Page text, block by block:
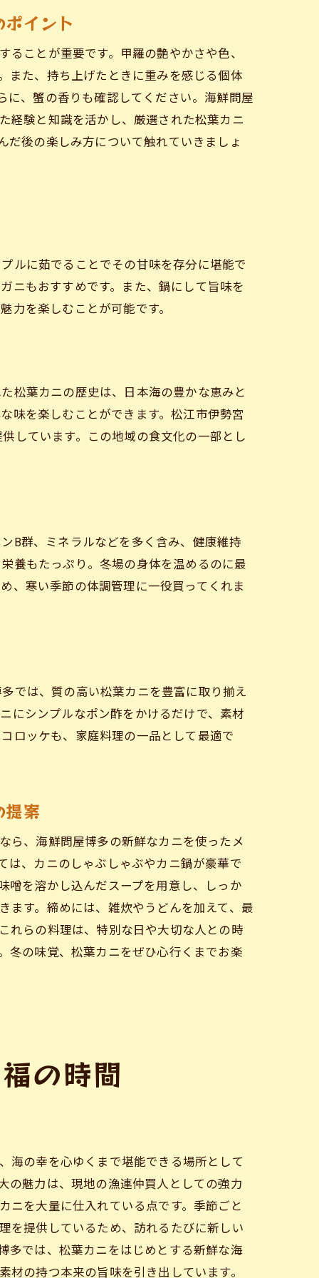
イント
ことが重要です。甲羅の艶やかさや色、
また、持ち上げたときに重みを感じる個体
に、蟹の香りも確認してください。海鮮問屋
経験と知識を活かし、厳選された松葉カニ
だ後の楽しみ方について触れていきましょ
ルに茹でることでその甘味を存分に堪能で
ニもおすすめです。また、鍋にして旨味を
力を楽しむことが可能です。
松葉カニの歴史は、日本海の豊かな恵みと
味を楽しむことができます。松江市伊勢宮
しています。この地域の食文化の一部とし
B群、ミネラルなどを多く含み、健康維持
養もたっぷり。冬場の身体を温めるのに最
、寒い季節の体調管理に一役買ってくれま
では、質の高い松葉カニを豊富に取り揃え
にシンプルなポン酢をかけるだけで、素材
ロッケも、家庭料理の一品として最適で
案
ら、海鮮問屋博多の新鮮なカニを使ったメ
は、カニのしゃぶしゃぶやカニ鍋が豪華で
噌を溶かし込んだスープを用意し、しっか
ます。締めには、雑炊やうどんを加えて、最
れらの料理は、特別な日や大切な人との時
冬の味覚、松葉カニをぜひ心行くまでお楽
の時間
海の幸を心ゆくまで堪能できる場所として
の魅力は、現地の漁連仲買人としての強力
ニを大量に仕入れている点です。季節ごと
を提供しているため、訪れるたびに新しい
多では、松葉カニをはじめとする新鮮な海
の持つ本来の旨味を引き出しています。